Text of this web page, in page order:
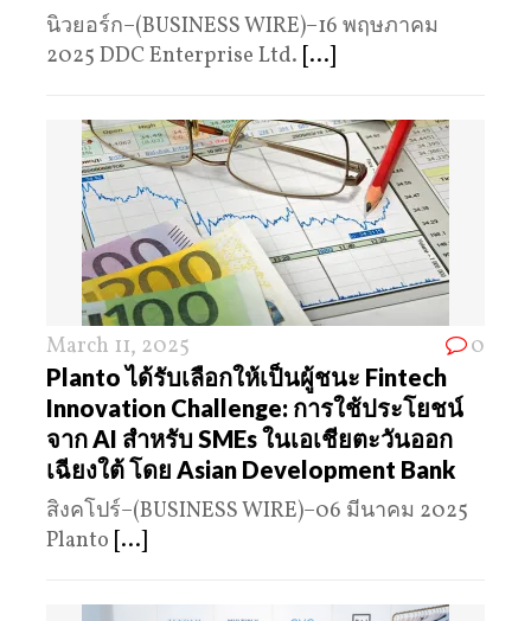
นิวยอร์ก–(BUSINESS WIRE)–16 พฤษภาคม
2025 DDC Enterprise Ltd. [...]
March 11, 2025 0
Planto ได้รับเลือกให้เป็นผู้ชนะ Fintech
Innovation Challenge: การใช้ประโยชน์
จาก AI สำหรับ SMEs ในเอเชียตะวันออก
เฉียงใต้ โดย Asian Development Bank
สิงคโปร์–(BUSINESS WIRE)–06 มีนาคม 2025
Planto [...]